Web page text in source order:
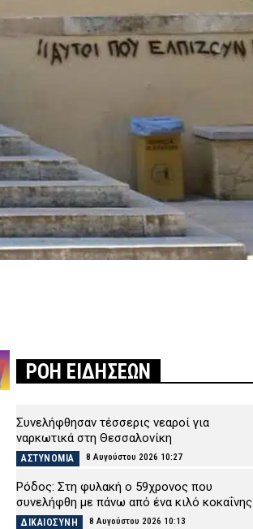
ΡΟΗ ΕΙΔΗΣΕΩΝ
Συνελήφθησαν τέσσερις νεαροί για
ναρκωτικά στη Θεσσαλονίκη
ΑΣΤΥΝΟΜΙΑ 8 Αυγούστου 2026 10:27
Ρόδος: Στη φυλακή ο 59χρονος που
συνελήφθη με πάνω από ένα κιλό κοκαΐνης
ΔΙΚΑΙΟΣΥΝΗ 8 Αυγούστου 2026 10:13